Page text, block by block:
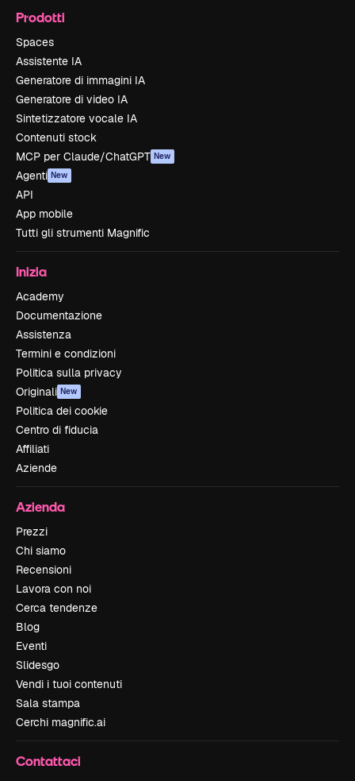
Prodotti
Spaces
Assistente IA
Generatore di immagini IA
Generatore di video IA
Sintetizzatore vocale IA
Contenuti stock
MCP per Claude/ChatGPT New
Agenti New
API
App mobile
Tutti gli strumenti Magnific
Inizia
Academy
Documentazione
Assistenza
Termini e condizioni
Politica sulla privacy
Originali New
Politica dei cookie
Centro di fiducia
Affiliati
Aziende
Azienda
Prezzi
Chi siamo
Recensioni
Lavora con noi
Cerca tendenze
Blog
Eventi
Slidesgo
Vendi i tuoi contenuti
Sala stampa
Cerchi magnific.ai
Contattaci